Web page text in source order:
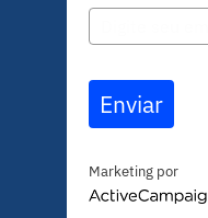
Enviar
Marketing por
A